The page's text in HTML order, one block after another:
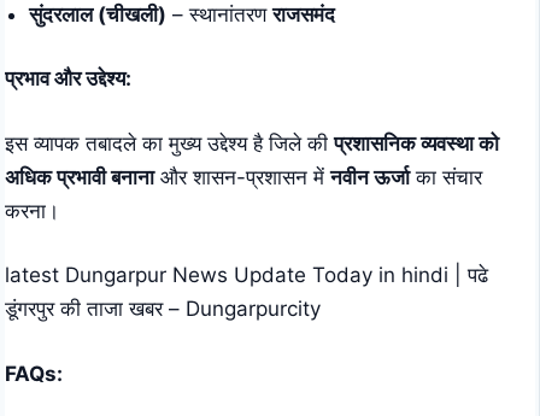
सुंदरलाल (चीखली) – स्थानांतरणराजसमंद
प्रभाव और उद्देश्य:
इस व्यापक तबादले का मुख्य उद्देश्य है जिले कीप्रशासनिक व्यवस्था को
अधिक प्रभावी बनानाऔर शासन-प्रशासन मेंनवीन ऊर्जाका संचार
करना।
latest Dungarpur News Update Today in hindi | पढे
डूंगरपुर की ताजा खबर – Dungarpurcity
FAQs: